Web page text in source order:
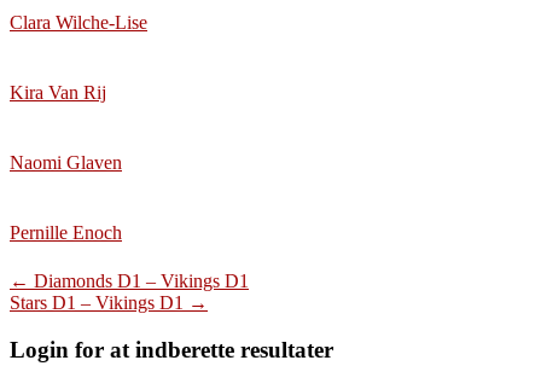
Clara Wilche-Lise
Kira Van Rij
Naomi Glaven
Pernille Enoch
Post
navigation
← Diamonds D1 – Vikings D1
Stars D1 – Vikings D1 →
Login for at indberette resultater